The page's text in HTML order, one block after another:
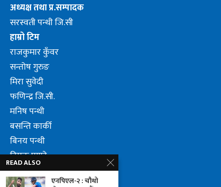
अध्यक्ष तथा प्र.सम्पादक
सरस्वती पन्थी जि.सी
हाम्रो टिम
राजकुमार कुँवर
सन्तोष गुरुङ
मिरा सुवेदी
फणिन्द्र जि.सी.
मनिष पन्थी
बसन्ति कार्की
बिनय पन्थी
दिपक पाण्डे
लुम्वीनि पन्थी जि.सी.
READ ALSO
एनपिएल-२ : चौथो